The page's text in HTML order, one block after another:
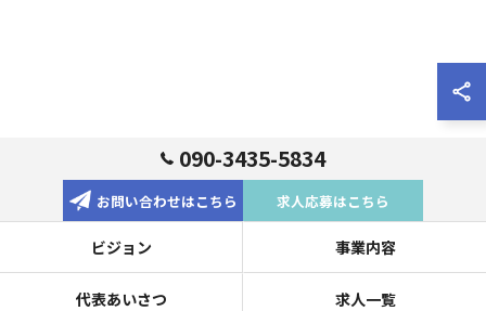
090-3435-5834
お問い合わせはこちら 求人応募はこちら
ビジョン 事業内容
代表あいさつ 求人一覧